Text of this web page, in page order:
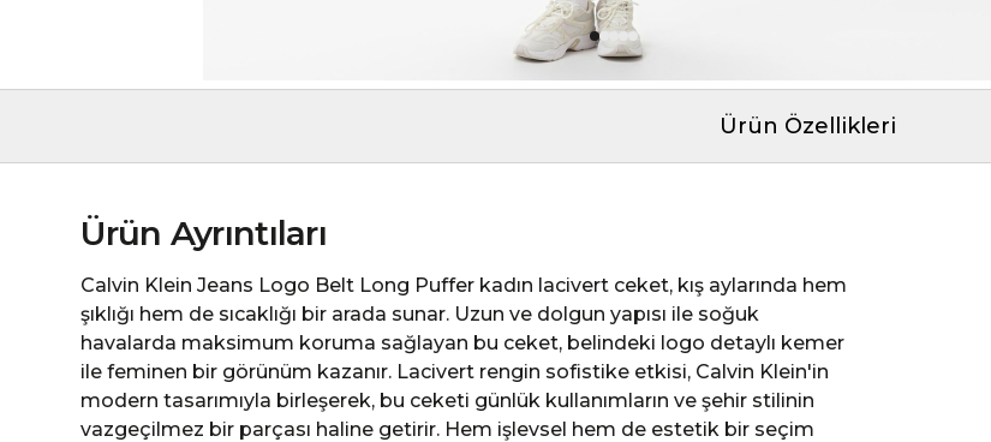
Ürün Özellikleri
Ürün Ayrıntıları
Calvin Klein Jeans Logo Belt Long Puffer kadın lacivert ceket, kış aylarında hem
şıklığı hem de sıcaklığı bir arada sunar. Uzun ve dolgun yapısı ile soğuk
havalarda maksimum koruma sağlayan bu ceket, belindeki logo detaylı kemer
ile feminen bir görünüm kazanır. Lacivert rengin sofistike etkisi, Calvin Klein'in
modern tasarımıyla birleşerek, bu ceketi günlük kullanımların ve şehir stilinin
vazgeçilmez bir parçası haline getirir. Hem işlevsel hem de estetik bir seçim